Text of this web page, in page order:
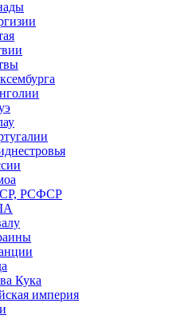
РСФСР
Кука
империя